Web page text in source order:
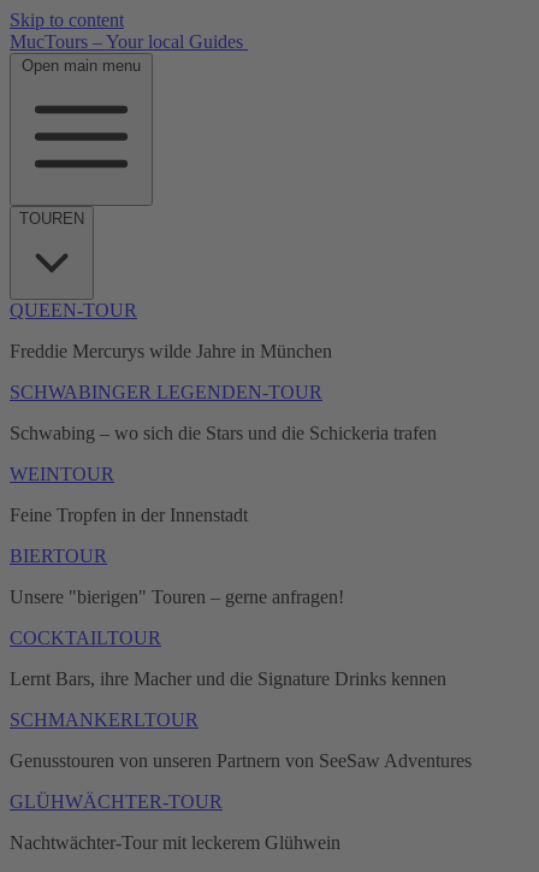
Skip to content
MucTours – Your local Guides
Open main menu
TOUREN
QUEEN-TOUR
Freddie Mercurys wilde Jahre in München
SCHWABINGER LEGENDEN-TOUR
Schwabing – wo sich die Stars und die Schickeria trafen
WEINTOUR
Feine Tropfen in der Innenstadt
BIERTOUR
Unsere "bierigen" Touren – gerne anfragen!
COCKTAILTOUR
Lernt Bars, ihre Macher und die Signature Drinks kennen
SCHMANKERLTOUR
Genusstouren von unseren Partnern von SeeSaw Adventures
GLÜHWÄCHTER-TOUR
Nachtwächter-Tour mit leckerem Glühwein